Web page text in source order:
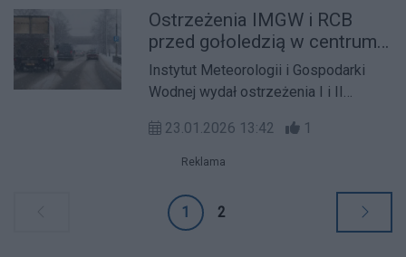
powodującymi gołoledź. Ponadto w
dziewięciu województwach
obowiązuje alert RCB ostrzegający
przed marznącym deszczem i
Ostrzeżenia IMGW i RCB
przed gołoledzią w centrum i
na południu kraju
Instytut Meteorologii i Gospodarki
Wodnej wydał ostrzeżenia I i II
powodującymi gołoledź. Alerty
obejmują 10 województw w centrum i
przed gołoledzią w pasie
południowym i południowo-
23.01.2026 13:42 1
Reklama
1 2